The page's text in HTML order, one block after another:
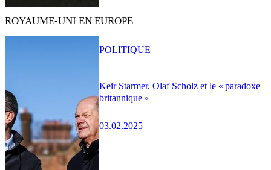
ROYAUME-UNI EN EUROPE
Keir Starmer, Olaf Scholz et le « paradoxe
britannique »
03.02.2025
POLITIQUE